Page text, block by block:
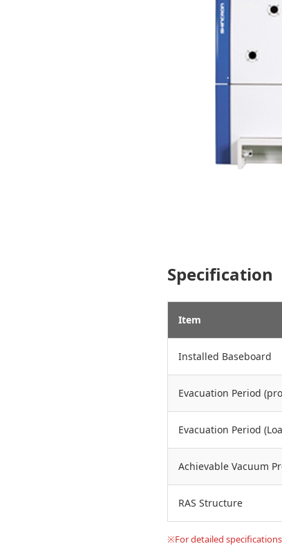
Specification
Item
Installed Baseboard
Evacuation Period
Evacuation Period
Achievable Vacuum
RAS Structure
※For detailed